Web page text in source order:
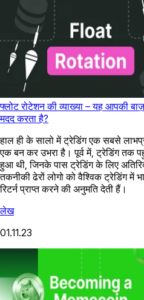
फ्लोट रोटेशन की व्याख्या – यह आपकी
मदद करता है?
हाल ही के सालो में ट्रेडिंग एक सबसे
एक बन कर उभरा है। पूर्व में, ट्रेडिंग तक
हुआ थी, जिनके पास ट्रेडिंग के लिए
तकनीकी ढेरों लोगो को वैश्विक ट्रेडिंग में
रिटर्न प्राप्त करने की अनुमति देती हैं।
लेख
01.11.23